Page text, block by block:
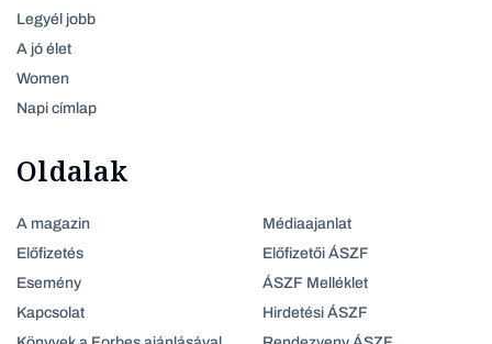
Legyél jobb
A jó élet
Women
Napi címlap
Oldalak
A magazin
Előfizetés
Esemény
Kapcsolat
Médiaajanlat
Előfizetői ÁSZF
ÁSZF Melléklet
Hirdetési ÁSZF